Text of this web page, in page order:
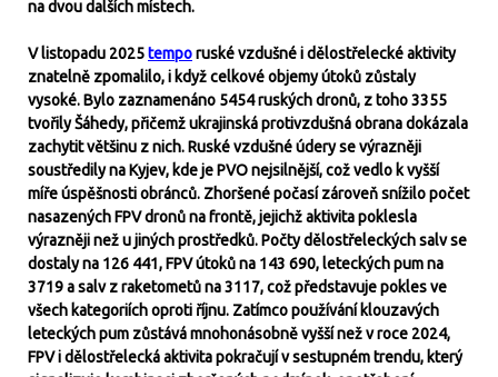
na dvou dalších místech.
V listopadu 2025temporuské vzdušné i dělostřelecké aktivity
znatelně zpomalilo, i když celkové objemy útoků zůstaly
vysoké. Bylo zaznamenáno 5454 ruských dronů, z toho 3355
tvořily Šáhedy, přičemž ukrajinská protivzdušná obrana dokázala
zachytit většinu z nich. Ruské vzdušné údery se výrazněji
soustředily na Kyjev, kde je PVO nejsilnější, což vedlo k vyšší
míře úspěšnosti obránců. Zhoršené počasí zároveň snížilo počet
nasazených FPV dronů na frontě, jejichž aktivita poklesla
výrazněji než u jiných prostředků. Počty dělostřeleckých salv se
dostaly na 126 441, FPV útoků na 143 690, leteckých pum na
3719 a salv z raketometů na 3117, což představuje pokles ve
všech kategoriích oproti říjnu. Zatímco používání klouzavých
leteckých pum zůstává mnohonásobně vyšší než v roce 2024,
FPV i dělostřelecká aktivita pokračují v sestupném trendu, který